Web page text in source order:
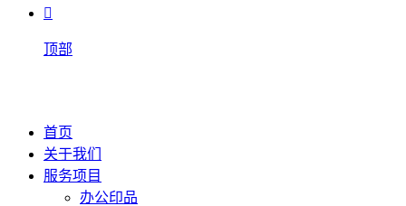

顶部
首页
关于我们
服务项目
办公印品